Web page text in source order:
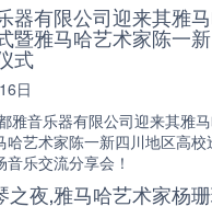
器有限公司迎来其雅
暨雅马哈艺术家陈一
式
日
雅音乐器有限公司迎来其雅
哈艺术家陈一新四川地区高
乐交流分享会！
之夜,雅马哈艺术家杨